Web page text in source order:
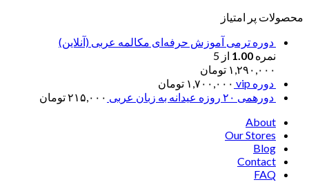
محصولات پر امتیاز
دوره ترمی آموزش حرفه‌ای مکالمه عربی (آنلاین)
نمره 1.00 از 5
۱,۲۹۰,۰۰۰ تومان
دوره vip
۱,۷۰۰,۰۰۰ تومان
دورهمی ۲۰ روزه عیدانه به زبان عربی
۲۱۵,۰۰۰تومان
About
Our Stores
Blog
Contact
FAQ